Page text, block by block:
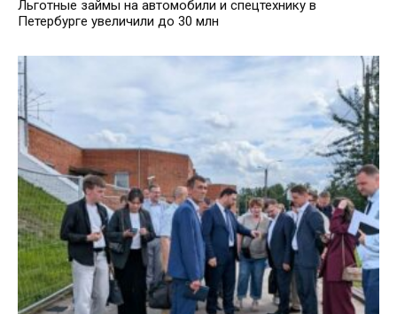
Льготные займы на автомобили и спецтехнику в
Петербурге увеличили до 30 млн